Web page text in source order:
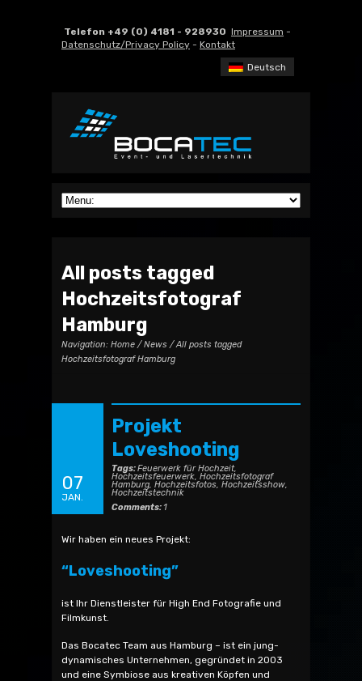
Telefon +49 (0) 4181 - 928930 Impressum -
Datenschutz/Privacy Policy - Kontakt
Deutsch
All posts tagged
Hochzeitsfotograf
Hamburg
Navigation: Home /News / All posts tagged
Hochzeitsfotograf Hamburg
07
JAN.
Projekt
Loveshooting
Tags:Feuerwerk für Hochzeit,
Hochzeitsfeuerwerk, Hochzeitsfotograf
Hamburg, Hochzeitsfotos, Hochzeitsshow,
Hochzeitstechnik
Comments:1
Wir haben ein neues Projekt:
“Loveshooting”
ist Ihr Dienstleister für High End Fotografie und
Filmkunst.
Das Bocatec Team aus Hamburg – ist ein jung-
dynamisches Unternehmen, gegründet in 2003
und eine Symbiose aus kreativen Köpfen und